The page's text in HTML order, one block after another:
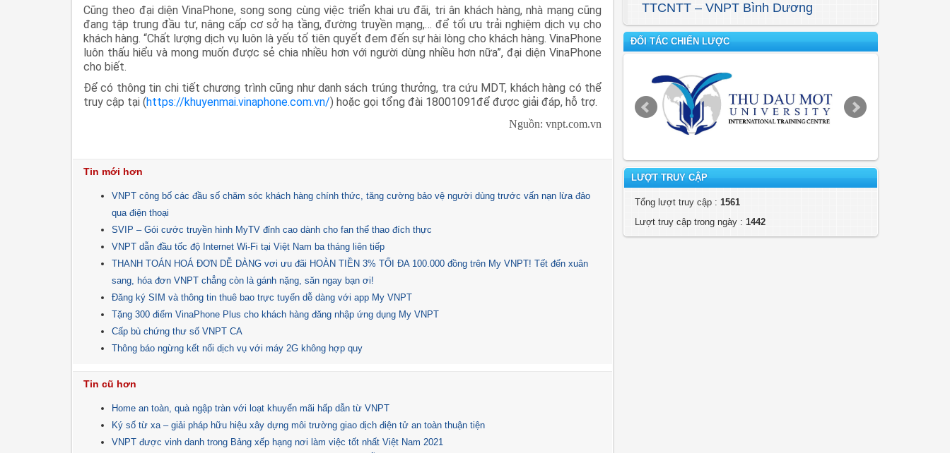
Cũng theo đại diện VinaPhone, song song cùng việc triển khai ưu đãi, tri ân khách hàng, nhà mạng cũng
đang tập trung đầu tư, nâng cấp cơ sở hạ tầng, đường truyền mạng,… để tối ưu trải nghiệm dịch vụ cho
khách hàng. “Chất lượng dịch vụ luôn là yếu tố tiên quyết đem đến sự hài lòng cho khách hàng. VinaPhone
luôn thấu hiểu và mong muốn được sẻ chia nhiều hơn với người dùng nhiều hơn nữa”, đại diện VinaPhone
cho biết.
Để có thông tin chi tiết chương trình cũng như danh sách trúng thưởng, tra cứu MDT, khách hàng có thể
truy cập tại (https://khuyenmai.vinaphone.com.vn/) hoặc gọi tổng đài 18001091để được giải đáp, hỗ trợ.
Nguồn: vnpt.com.vn
Tin mới hơn
VNPT công bố các đầu số chăm sóc khách hàng chính thức, tăng cường bảo vệ người dùng trước vấn nạn lừa đảo
qua điện thoại
SVIP – Gói cước truyền hình MyTV đỉnh cao dành cho fan thể thao đích thực
VNPT dẫn đầu tốc độ Internet Wi-Fi tại Việt Nam ba tháng liên tiếp
THANH TOÁN HOÁ ĐƠN DỄ DÀNG vơi ưu đãi HOÀN TIỀN 3% TỐI ĐA 100.000 đồng trên My VNPT! Tết đến xuân
sang, hóa đơn VNPT chẳng còn là gánh nặng, săn ngay bạn ơi!
Đăng ký SIM và thông tin thuê bao trực tuyến dễ dàng với app My VNPT
Tặng 300 điểm VinaPhone Plus cho khách hàng đăng nhập ứng dụng My VNPT
Cấp bù chứng thư số VNPT CA
Thông báo ngừng kết nối dịch vụ với máy 2G không hợp quy
Tin cũ hơn
Home an toàn, quà ngập tràn với loạt khuyến mãi hấp dẫn từ VNPT
Ký số từ xa – giải pháp hữu hiệu xây dựng môi trường giao dịch điện tử an toàn thuận tiện
VNPT được vinh danh trong Bảng xếp hạng nơi làm việc tốt nhất Việt Nam 2021
TTCNTT – VNPT Bình Dương
ĐỐI TÁC CHIẾN LƯỢC
LƯỢT TRUY CẬP
Tổng lượt truy cập : 1561
Lượt truy cập trong ngày : 1442